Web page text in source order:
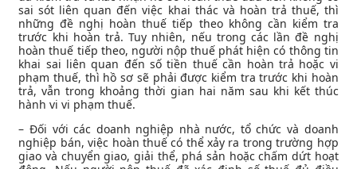
sai sót liên quan đến việc khai thác và hoàn trả thuế, thì
những đề nghị hoàn thuế tiếp theo không cần kiểm tra
trước khi hoàn trả. Tuy nhiên, nếu trong các lần đề nghị
hoàn thuế tiếp theo, người nộp thuế phát hiện có thông tin
khai sai liên quan đến số tiền thuế cần hoàn trả hoặc vi
phạm thuế, thì hồ sơ sẽ phải được kiểm tra trước khi hoàn
trả, vẫn trong khoảng thời gian hai năm sau khi kết thúc
hành vi vi phạm thuế.
– Đối với các doanh nghiệp nhà nước, tổ chức và doanh
nghiệp bán, việc hoàn thuế có thể xảy ra trong trường hợp
giao và chuyển giao, giải thể, phá sản hoặc chấm dứt hoạt